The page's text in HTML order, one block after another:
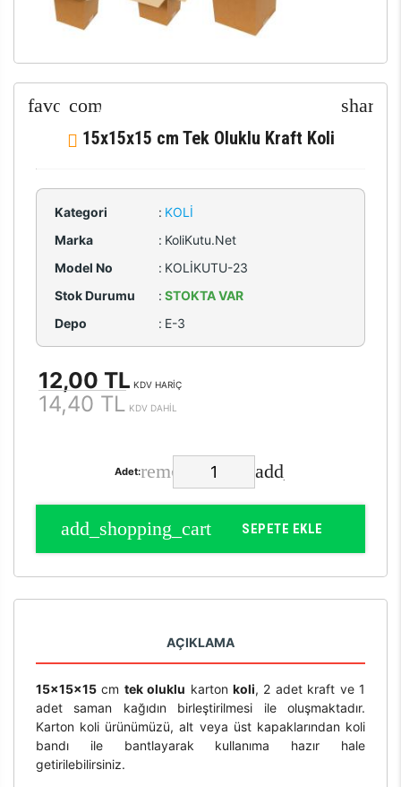
15x15x15 cm Tek Oluklu Kraft Koli
Kategori : KOLI
Marka
: KoliKutu.Net
Model No
: KOLİKUTU-23
Stok Durumu
: STOKTA VAR
Depo
: E-3
12,00 TL KDV HARİÇ
14,40 TL KDV DAHİL
Adet:
SEPETE EKLE
AÇIKLAMA
15x15x15cm tek oluklu kartonkoli, 2 adet kraft ve 1
adet saman kağıdın birleştirilmesi ile oluşmaktadır.
Karton koli ürünümüzü, alt veya üst kapaklarından koli
bandı ile bantlayarak kullanıma hazır hale
getirilebilirsiniz.